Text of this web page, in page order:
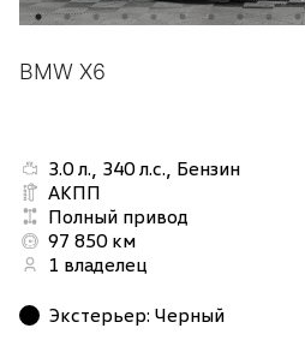
BMW X6
3.0 л., 340 л.с., Бензин
АКПП
Полный привод
97 850 км
1 владелец
Экстерьер: Черный